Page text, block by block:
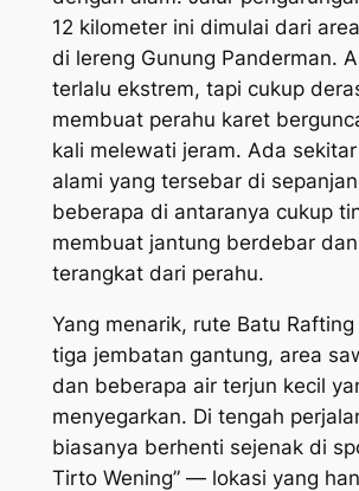
12 kilometer ini dimulai dari
di lereng Gunung Panderman.
terlalu ekstrem, tapi cukup
membuat perahu karet
kali melewati jeram. Ada
alami yang tersebar di
beberapa di antaranya cukup
membuat jantung berdebar
terangkat dari perahu.
Yang menarik, rute Batu
tiga jembatan gantung, area
dan beberapa air terjun kecil
menyegarkan. Di tengah
biasanya berhenti sejenak di
Tirto Wening” — lokasi yang